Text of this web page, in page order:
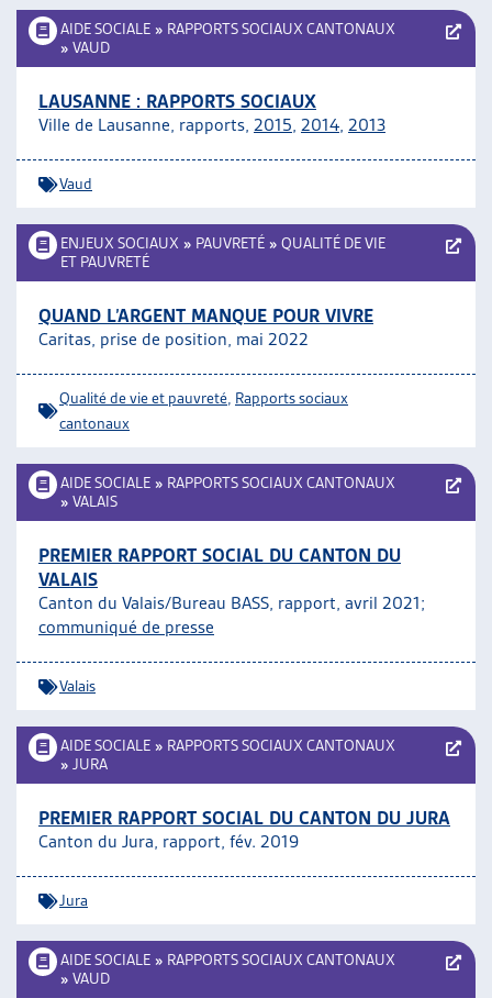
AIDE SOCIALE » RAPPORTS SOCIAUX CANTONAUX
» VAUD
LAUSANNE : RAPPORTS SOCIAUX
Ville de Lausanne, rapports, 2015, 2014, 2013
Vaud
ENJEUX SOCIAUX » PAUVRETÉ » QUALITÉ DE VIE
ET PAUVRETÉ
QUAND L’ARGENT MANQUE POUR VIVRE
Caritas, prise de position, mai 2022
Qualité de vie et pauvreté Rapports sociaux
cantonaux
AIDE SOCIALE » RAPPORTS SOCIAUX CANTONAUX
» VALAIS
PREMIER RAPPORT SOCIAL DU CANTON DU
VALAIS
Canton du Valais/Bureau BASS, rapport, avril 2021;
communiqué de presse
Valais
AIDE SOCIALE » RAPPORTS SOCIAUX CANTONAUX
» JURA
PREMIER RAPPORT SOCIAL DU CANTON DU JURA
Canton du Jura, rapport, fév. 2019
Jura
AIDE SOCIALE » RAPPORTS SOCIAUX CANTONAUX
» VAUD